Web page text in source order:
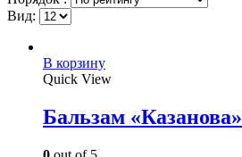
Вид:
В корзину
Quick View
Бальзам «Казанова»